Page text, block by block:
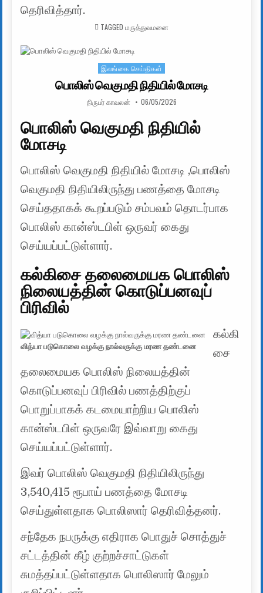
தெரிவித்தார்.
TAGGED மருத்துவமனை
Posted in
இலங்கை செய்திகள்
பொலிஸ் வெகுமதி நிதியில் மோசடி
AUTHOR:
நிருபர் காவலன் PUBLISHED DATE:
06/05/2026
பொலிஸ் வெகுமதி நிதியில்
மோசடி
பொலிஸ் வெகுமதி நிதியில் மோசடி ,பொலிஸ்
வெகுமதி நிதியிலிருந்து பணத்தை மோசடி
செய்ததாகக் கூறப்படும் சம்பவம் தொடர்பாக
பொலிஸ் கான்ஸ்டபிள் ஒருவர் கைது
செய்யப்பட்டுள்ளார்.
கல்கிசை தலைமையக பொலிஸ்
நிலையத்தின் கொடுப்பனவுப்
பிரிவில்
வித்யா படுகொலை வழக்கு நால்வருக்கு மரண தண்டனை
கல்கி
சை
தலைமையக பொலிஸ் நிலையத்தின்
கொடுப்பனவுப் பிரிவில் பணத்திற்குப்
பொறுப்பாகக் கடமையாற்றிய பொலிஸ்
கான்ஸ்டபிள் ஒருவரே இவ்வாறு கைது
செய்யப்பட்டுள்ளார்.
இவர் பொலிஸ் வெகுமதி நிதியிலிருந்து
3,540,415 ரூபாய் பணத்தை மோசடி
செய்துள்ளதாக பொலிஸார் தெரிவித்தனர்.
சந்தேக நபருக்கு எதிராக பொதுச் சொத்துச்
சட்டத்தின் கீழ் குற்றச்சாட்டுகள்
சுமத்தப்பட்டுள்ளதாக பொலிஸார் மேலும்